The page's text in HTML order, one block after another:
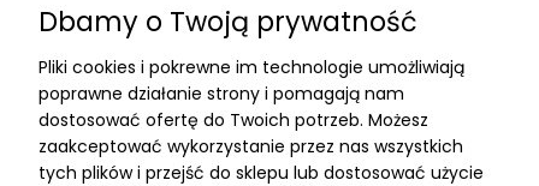
Znajdziesz nas
ADRES
MIMARI sp z o.o.
ul. Kurkowa 12
Dbamy o Twoją prywatność
Pliki cookies i pokrewne im technologie umożliwiają
poprawne działanie strony i pomagają nam
dostosować ofertę do Twoich potrzeb. Możesz
zaakceptować wykorzystanie przez nas wszystkich
tych plików i przejść do sklepu lub dostosować użycie